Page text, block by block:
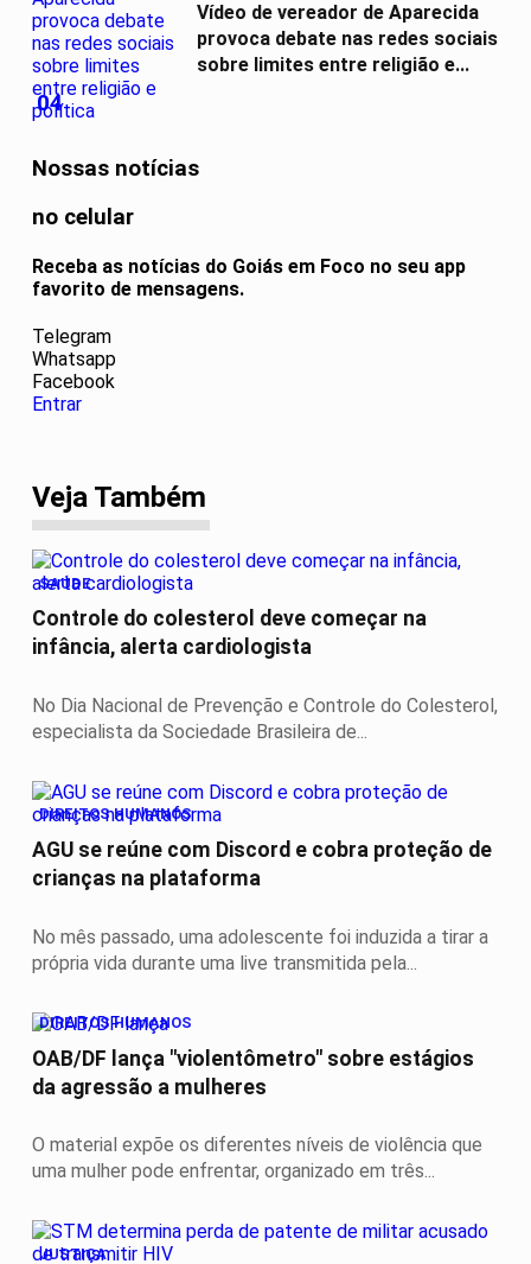
04
Vídeo de vereador de Aparecida
provoca debate nas redes sociais
sobre limites entre religião e...
Nossas notícias
no celular
Receba as notícias do Goiás em Foco no seu app
favorito de mensagens.
Telegram
Whatsapp
Facebook
Entrar
Veja Também
SAÚDE
Controle do colesterol deve começar na
infância, alerta cardiologista
No Dia Nacional de Prevenção e Controle do Colesterol,
especialista da Sociedade Brasileira de...
DIREITOS HUMANOS
AGU se reúne com Discord e cobra proteção de
crianças na plataforma
No mês passado, uma adolescente foi induzida a tirar a
própria vida durante uma live transmitida pela...
DIREITOS HUMANOS
OAB/DF lança "violentômetro" sobre estágios
da agressão a mulheres
O material expõe os diferentes níveis de violência que
uma mulher pode enfrentar, organizado em três...
JUSTIÇA